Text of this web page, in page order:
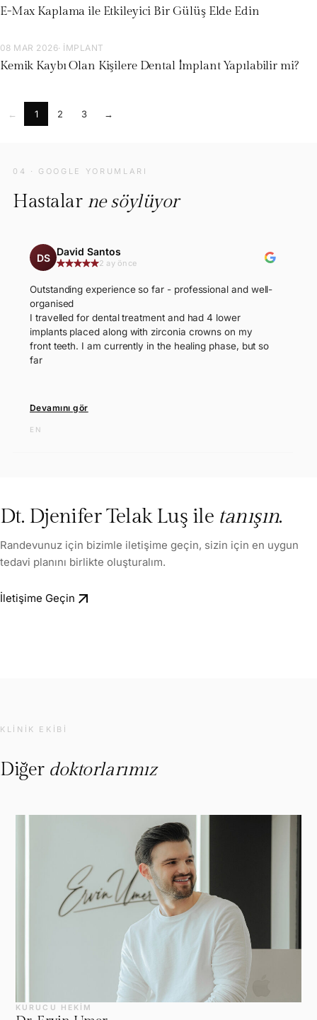
E-Max Kaplama ile Etkileyici Bir Gülüş Elde Edin
08 MAR 2026· İMPLANT
Kemik Kaybı Olan Kişilere Dental İmplant Yapılabilir mi?
← 1 2 3 →
04 · GOOGLE YORUMLARI
Hastalar ne söylüyor
DS David Santos
2 ay önce
Outstanding experience so far - professional and well-
organised
I travelled for dental treatment and had 4 lower
implants placed along with zirconia crowns on my
front teeth. I am currently in the healing phase, but so
far
Devamını gör
EN
Dt. Djenifer Telak Luş ile tanışın.
Randevunuz için bizimle iletişime geçin, sizin için en uygun
tedavi planını birlikte oluşturalım.
İletişime Geçin arrow_outward
KLINIK EKIBI
Diğer doktorlarımız
KURUCU HEKIM